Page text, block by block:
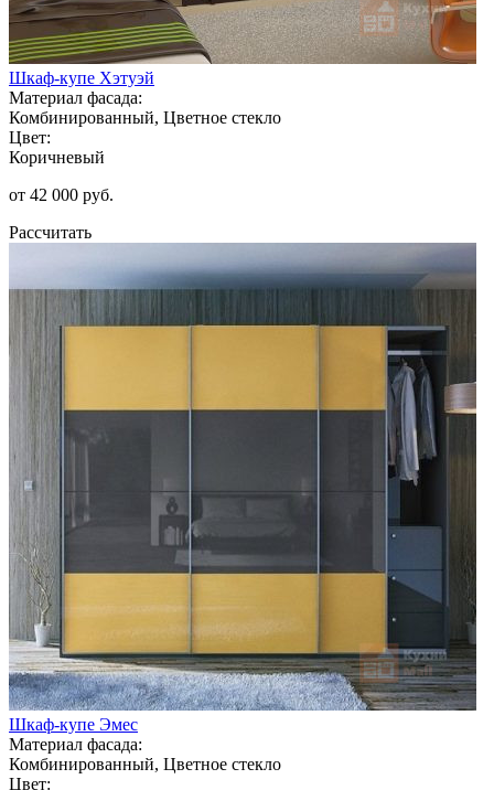
Шкаф-купе Хэтуэй
Материал фасада:
Комбинированный, Цветное стекло
Цвет:
Коричневый
от 42 000 руб.
Рассчитать
Шкаф-купе Эмес
Материал фасада:
Комбинированный, Цветное стекло
Цвет: